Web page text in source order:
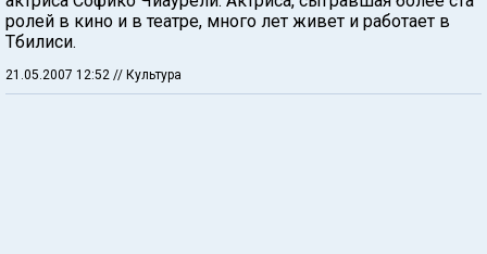
ролей в кино и в театре, много лет живет и работает в
Тбилиси.
21.05.2007 12:52 // Культура